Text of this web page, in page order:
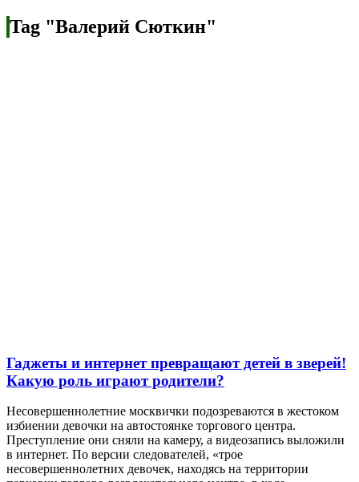
Tag "Валерий Сюткин"
Гаджеты и интернет превращают детей в зверей!
Какую роль играют родители?
Несовершеннолетние москвички подозреваются в жестоком
избиении девочки на автостоянке торгового центра.
Преступление они сняли на камеру, а видеозапись выложили
в интернет. По версии следователей, «трое
несовершеннолетних девочек, находясь на территории